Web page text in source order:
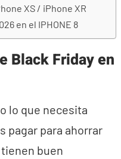
XS / iPhone XR
en el IPHONE 8
Black Friday en
lo que necesita
pagar para ahorrar
buen